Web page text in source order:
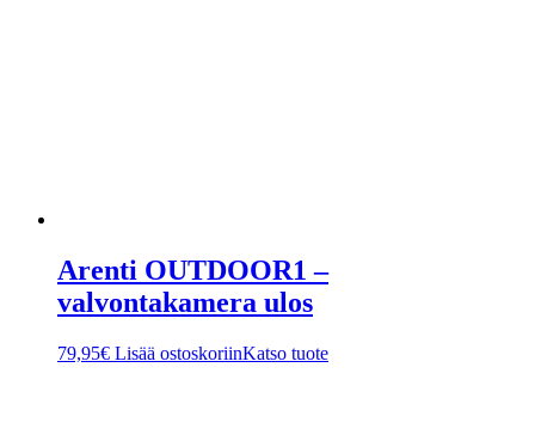
Arenti OUTDOOR1 –
valvontakamera ulos
79,95€ Lisää ostoskoriinKatso tuote